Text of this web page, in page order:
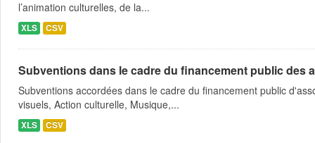
l’animation culturelles, de la...
XLS CSV
Subventions dans le cadre du financement public des
Subventions accordées dans le cadre du financement public
visuels, Action culturelle, Musique,...
XLS CSV